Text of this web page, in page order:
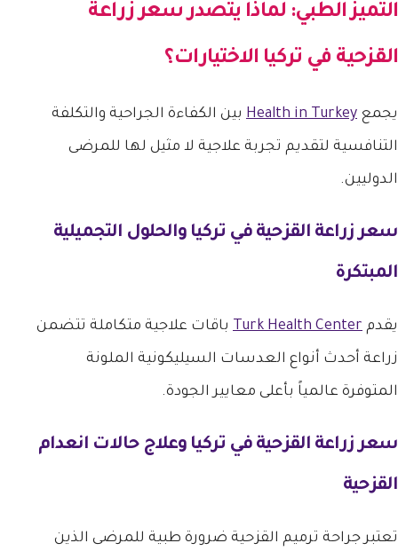
التميز الطبي: لماذا يتصدرسعر زراعة
القزحية في تركيا الاختيارات؟
يجمع Health in Turkey بين الكفاءة الجراحية والتكلفة
التنافسية لتقديم تجربة علاجية لا مثيل لها للمرضى
الدوليين.
سعر زراعة القزحية في تركيا والحلول التجميلية
المبتكرة
يقدم Turk Health Center باقات علاجية متكاملة تتضمن
زراعة أحدث أنواع العدسات السيليكونية الملونة
المتوفرة عالمياً بأعلى معايير الجودة.
سعر زراعة القزحية في تركيا وعلاج حالات انعدام
القزحية
تعتبر جراحة ترميم القزحية ضرورة طبية للمرضى الذين